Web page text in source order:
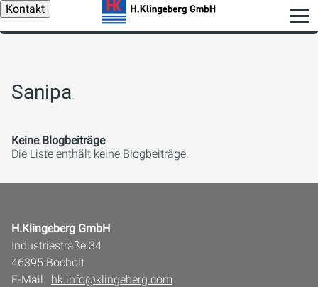
Kontakt
Sanipa
Keine Blogbeiträge
Die Liste enthält keine Blogbeiträge.
H.Klingeberg GmbH
Industriestraße 34
46395 Bocholt
E-Mail: hk.info@klingeberg.com